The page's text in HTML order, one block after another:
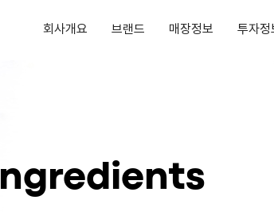
회사개요 브랜드 매장정보 투자정
Ingredients